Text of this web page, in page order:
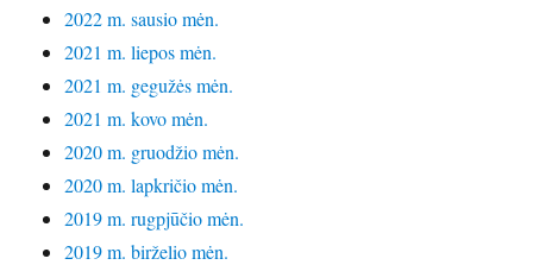
2022 m. sausio mėn.
2021 m. liepos mėn.
2021 m. gegužės mėn.
2021 m. kovo mėn.
2020 m. gruodžio mėn.
2020 m. lapkričio mėn.
2019 m. rugpjūčio mėn.
2019 m. birželio mėn.